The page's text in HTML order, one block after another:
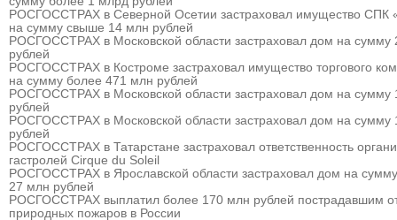
РОСГОССТРАХ в Северной Осетии застраховал имущество СПК
на сумму свыше 14 млн рублей
РОСГОССТРАХ в Московской области застраховал дом на сумму
рублей
РОСГОССТРАХ в Костроме застраховал имущество торгового
на сумму более 471 млн рублей
РОСГОССТРАХ в Московской области застраховал дом на сумму
рублей
РОСГОССТРАХ в Московской области застраховал дом на сумму
рублей
РОСГОССТРАХ в Татарстане застраховал ответственность
гастролей Cirque du Soleil
РОСГОССТРАХ в Ярославской области застраховал дом на
27 млн рублей
РОСГОССТРАХ выплатил более 170 млн рублей пострадавшим
природных пожаров в России